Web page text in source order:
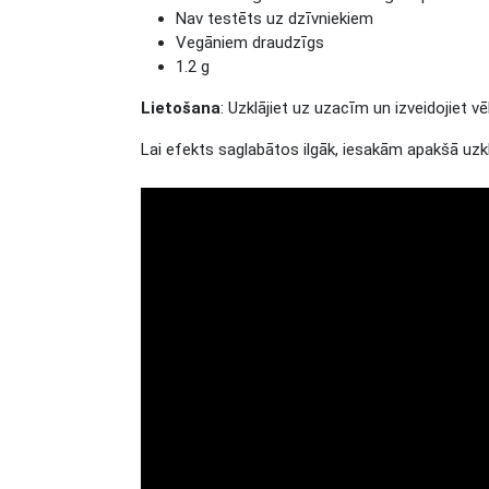
Nav testēts uz dzīvniekiem
Vegāniem draudzīgs
1.2 g
Lietošana: Uzklājiet uz uzacīm un izveidojiet
Lai efekts saglabātos ilgāk, iesakām apakšā